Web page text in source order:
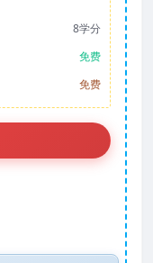
8学分
免费
免费